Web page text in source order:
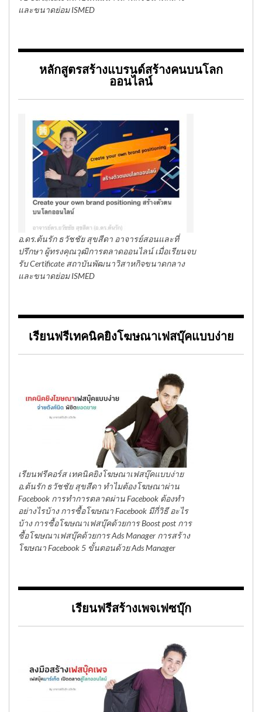
และขนาดย่อม ISMED
หลักสูตรสร้างแบรนด์สร้างคนบนโลก
ออนไลน์
อ.ดร.ต้นรัก ธวัชชัย สุขสีดา อาจารย์สอนและที่
ปรึกษา ผู้ทรงคุณวุฒิการตลาดออนไลน์ เมื่อเรียนจบ
รับ Certificate สถาบันพัฒนาวิสาหกิจขนาดกลาง
และขนาดย่อม ISMED
เรียนฟรีเทคนิคยิงโฆษณาเฟสบุ๊คแบบง่าย
เรียนฟรีคอร์ส เทคนิคยิงโฆษณาเฟสบุ๊คแบบง่าย
อ.ต้นรัก ธวัชชัย สุขสีดา ทำไมต้องโฆษณาผ่าน
Facebook การทำการตลาดผ่าน Facebook ต้องทำ
อย่างไรบ้าง การซื้อโฆษณา Facebook มีกี่วิธี อะไร
บ้าง การซื้อโฆษณาเฟสบุ๊คด้วยการ Boost post การ
ซื้อโฆษณาเฟสบุ๊คด้วยการ Ads Manager การสร้าง
โฆษณา Facebook 5 ขั้นตอนด้วย Ads Manager
เรียนฟรีสร้างเพจเฟซบุ๊ก